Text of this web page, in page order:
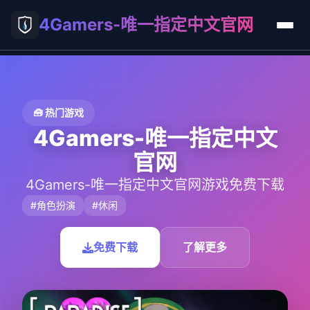
4Gamers-唯一指定中文官网
🧰 热门游戏
4Gamers-唯一指定中文
官网
4Gamers-唯一指定中文官网游戏免费下载
#角色扮演 #休闲
免费下载 了解更多